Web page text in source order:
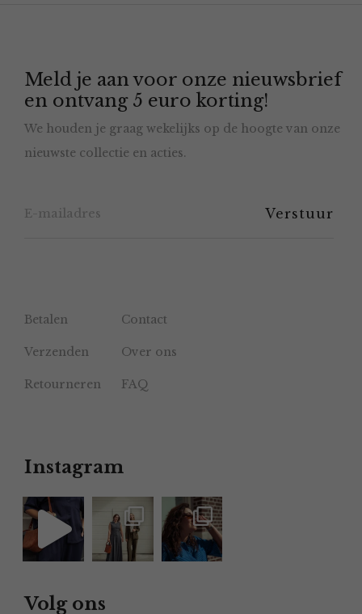
Meld je aan voor onze nieuwsbrief
en ontvang 5 euro korting!
We houden je graag wekelijks op de hoogte van onze
nieuwste collectie en acties.
Betalen Contact
Verzenden Over ons
Retourneren FAQ
Instagram
Volg ons